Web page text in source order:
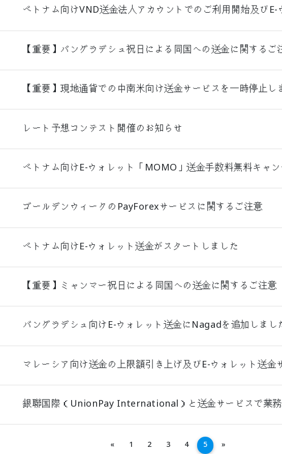
ベトナム向けVND送金法人アカウントでのご利用開始及び
【重要】バングラデシュ祝日による同国への送金に関するご
【重要】現地通貨での中南米向け送金サービスを一時停止し
レート予想コンテスト開催のお知らせ
ベトナム向けE-ウォレット「MOMO」送金手数料無料キャ
ゴールデンウィークのPayForexサービスに関するご注意
ベトナム向けE-ウォレット送金がスタートしました
【重要】ミャンマー祝日による同国への送金に関するご注意
バングラデシュ向けE-ウォレット送金にNagadを追加しまし
マレーシア向け送金の上限額引き上げ及びE-ウォレット送金
銀聯国際（UnionPay International）と送金サービスで業
«အနောက်သို့
1 2 3 4 5 »